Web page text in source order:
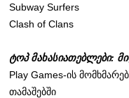
Subway Surfers
Clash of Clans
ტოპ მახასიათებლები:
Play Games-ის
თამაშებში